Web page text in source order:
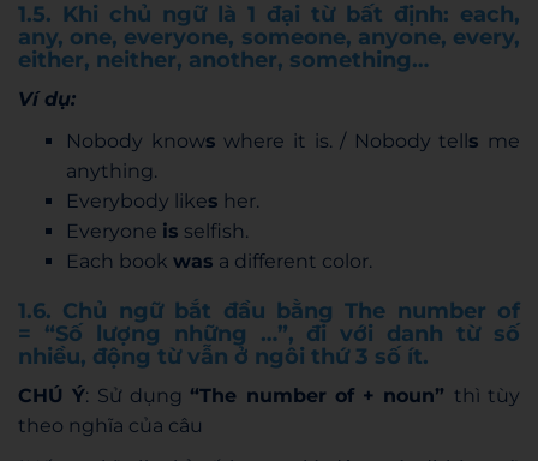
1.5. Khi chủ ngữ là 1 đại từ bất định: each,
any, one, everyone, someone, anyone, every,
either, neither, another, something…
Ví dụ:
Nobody knows where it is. / Nobody tell s me
anything.
Everybody likes her.
Everyone is selfish.
Each book was a different color.
1.6. Chủ ngữ bắt đầu bằng The number of
= “Số lượng những …”, đi với danh từ số
nhiều, động từ vẫn ở ngôi thứ 3 số ít.
CHÚ Ý: Sử dụng “The number of + noun” thì tùy
theo nghĩa của câu